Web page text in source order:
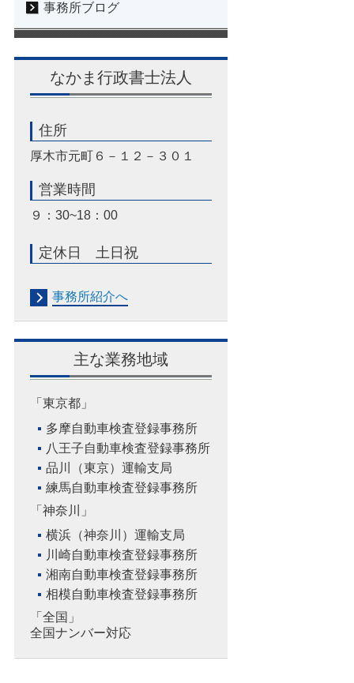
事務所ブログ
なかま行政書士法人
住所
厚木市元町６－１２－３０１
営業時間
９：30~18：00
定休日 土日祝
事務所紹介へ
主な業務地域
「東京都」
多摩自動車検査登録事務所
八王子自動車検査登録事務所
品川（東京）運輸支局
練馬自動車検査登録事務所
「神奈川」
横浜（神奈川）運輸支局
川崎自動車検査登録事務所
湘南自動車検査登録事務所
相模自動車検査登録事務所
「全国」
全国ナンバー対応